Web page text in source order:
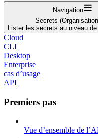
Navigation
Secrets
Lister les secrets au niveau
Cloud
CLI
Desktop
Enterprise
cas d’usage
API
Premiers pas
Vue d’ensemble de